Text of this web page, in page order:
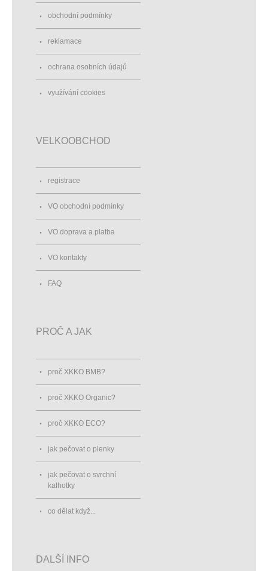
obchodní podmínky
reklamace
ochrana osobních údajů
využívání cookies
VELKOOBCHOD
registrace
VO obchodní podmínky
VO doprava a platba
VO kontakty
FAQ
PROČ A JAK
proč XKKO BMB?
proč XKKO Organic?
proč XKKO ECO?
jak pečovat o plenky
jak pečovat o svrchní
kalhotky
co dělat když...
DALŠÍ INFO